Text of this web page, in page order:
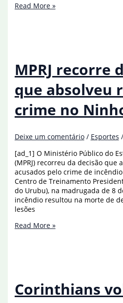
Lula
pelo
Senado
Read More »
MPRJ recorre
que absolveu
crime no
Deixe um comentário / Esportes /
[ad_1] O Ministério Público do
(MPRJ) recorreu da decisão que
acusados pelo crime de
Centro de Treinamento
do Urubu), na madrugada de 8
incêndio resultou na morte de
lesões
MPRJ
pelo
crime
Read More »
Corinthians